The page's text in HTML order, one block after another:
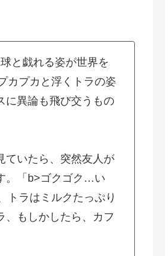
と戯れる姿が世界を
カプカと浮くトラの姿
に異論も飛び交うもの
ていたら、突然友人が
。「b>ゴクゴク…い
トラはミルクたっぷり
もしかしたら、カフ